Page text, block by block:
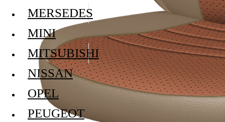
MERSEDES
MINI
MITSUBISHI
NISSAN
OPEL
PEUGEOT